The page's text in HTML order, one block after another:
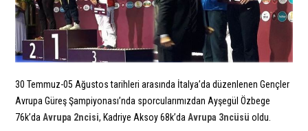
30 Temmuz-05 Ağustos tarihleri arasında İtalya’da düzenlenen Gençler
Avrupa Güreş Şampiyonası’nda sporcularımızdan Ayşegül Özbege
76k’daAvrupa 2ncisi, Kadriye Aksoy 68k’daAvrupa 3ncüsü oldu.